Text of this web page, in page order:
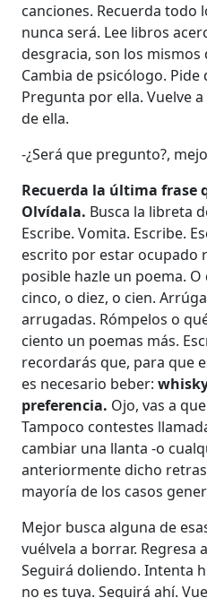
canciones. Recuerda todo
nunca será. Lee libros
desgracia, son los
Cambia de psicólogo.
Pregunta por ella. Vuelve
de ella.
-¿Será que pregunto?,
Recuerda la última frase
Olvídala. Busca la libreta
Escribe. Vomita. Escribe.
escrito por estar ocupado
posible hazle un poema.
cinco, o diez, o cien.
arrugadas. Rómpelos o
ciento un poemas más.
recordarás que, para que
es necesario beber:
preferencia. Ojo, vas a
Tampoco contestes
cambiar una llanta -o
anteriormente dicho
mayoría de los casos
Mejor busca alguna de
vuélvela a borrar. Regresa
Seguirá doliendo. Intenta
no es tuya. Seguirá ahí.